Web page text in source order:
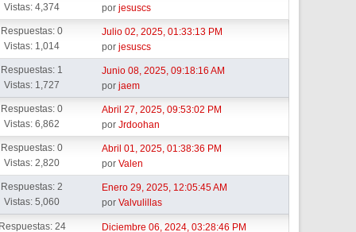
Vistas: 4,374
porjesuscs
Respuestas: 0
Vistas: 1,014
Julio 02, 2025, 01:33:13 PM
porjesuscs
Respuestas: 1
Vistas: 1,727
Junio 08, 2025, 09:18:16 AM
porjaem
Respuestas: 0
Vistas: 6,862
Abril 27, 2025, 09:53:02 PM
porJrdoohan
Respuestas: 0
Vistas: 2,820
Abril 01, 2025, 01:38:36 PM
porValen
Respuestas: 2
Vistas: 5,060
Enero 29, 2025, 12:05:45 AM
porValvulillas
Respuestas: 24
Diciembre 06, 2024, 03:28:46 PM